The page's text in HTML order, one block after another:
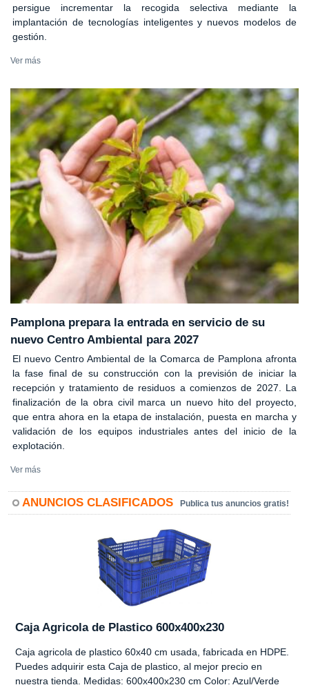
persigue incrementar la recogida selectiva mediante la
implantación de tecnologías inteligentes y nuevos modelos de
gestión.
Ver más
Pamplona prepara la entrada en servicio de su
nuevo Centro Ambiental para 2027
El nuevo Centro Ambiental de la Comarca de Pamplona afronta
la fase final de su construcción con la previsión de iniciar la
recepción y tratamiento de residuos a comienzos de 2027. La
finalización de la obra civil marca un nuevo hito del proyecto,
que entra ahora en la etapa de instalación, puesta en marcha y
validación de los equipos industriales antes del inicio de la
explotación.
Ver más
ANUNCIOS CLASIFICADOS Publica tus anuncios gratis!
Caja Agricola de Plastico 600x400x230
Caja agricola de plastico 60x40 cm usada, fabricada en HDPE.
Puedes adquirir esta Caja de plastico, al mejor precio en
nuestra tienda. Medidas: 600x400x230 cm Color: Azul/Verde